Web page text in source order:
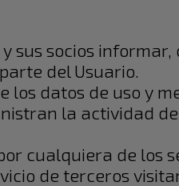
sus socios
del Usuario.
datos de uso y
la actividad
cualquiera de los
de terceros